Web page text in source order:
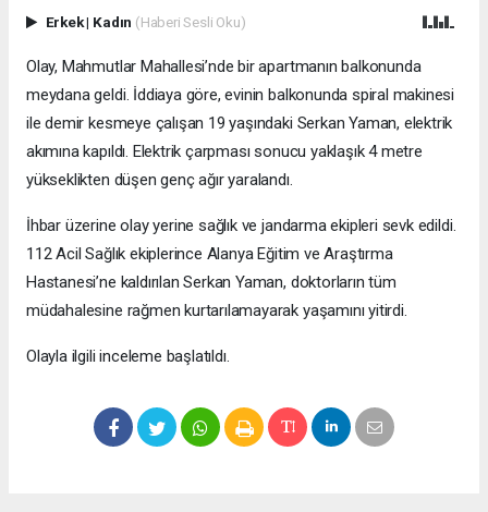
Erkek| Kadın (Haberi Sesli Oku)
Olay, Mahmutlar Mahallesi’nde bir apartmanın balkonunda
meydana geldi. İddiaya göre, evinin balkonunda spiral makinesi
ile demir kesmeye çalışan 19 yaşındaki Serkan Yaman, elektrik
akımına kapıldı. Elektrik çarpması sonucu yaklaşık 4 metre
yükseklikten düşen genç ağır yaralandı.
İhbar üzerine olay yerine sağlık ve jandarma ekipleri sevk edildi.
112 Acil Sağlık ekiplerince Alanya Eğitim ve Araştırma
Hastanesi’ne kaldırılan Serkan Yaman, doktorların tüm
müdahalesine rağmen kurtarılamayarak yaşamını yitirdi.
Olayla ilgili inceleme başlatıldı.